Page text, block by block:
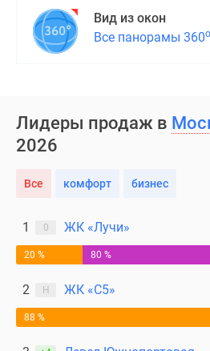
Вид из окон
Все панорамы 360о
Лидеры продаж в
2026
Все комфорт бизнес
1 0 ЖК «Лучи»
20 % 80 %
2 Н ЖК «С5»
88 %